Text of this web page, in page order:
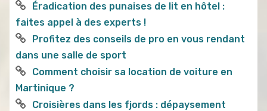
Éradication des punaises de lit en hôtel :
faites appel à des experts !
Profitez des conseils de pro en vous rendant
dans une salle de sport
Comment choisir sa location de voiture en
Martinique ?
Croisières dans les fjords : dépaysement